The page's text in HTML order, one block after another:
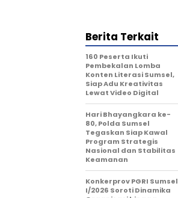
Berita Terkait
160 Peserta Ikuti
Pembekalan Lomba
Konten Literasi Sumsel,
Siap Adu Kreativitas
Lewat Video Digital ‎
Hari Bhayangkara ke-
80, Polda Sumsel
Tegaskan Siap Kawal
Program Strategis
Nasional dan Stabilitas
Keamanan ‎
Konkerprov PGRI Sumsel
I/2026 Soroti Dinamika